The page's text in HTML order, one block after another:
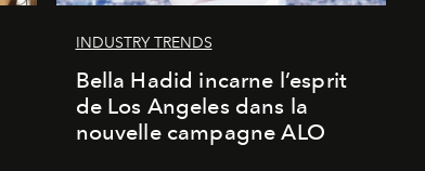
INDUSTRY TRENDS
Bella Hadid incarne l’esprit
de Los Angeles dans la
nouvelle campagne ALO